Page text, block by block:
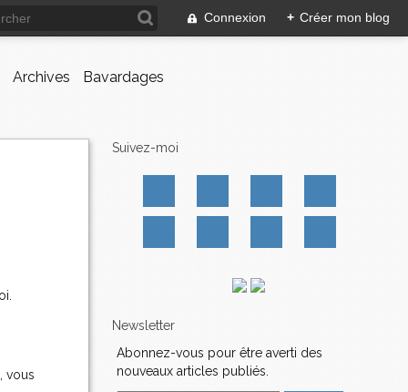
Connexion + Créer mon blog
Archives Bavardages
vous
Suivez-moi
Newsletter
Abonnez-vous pour être averti des
nouveaux articles publiés.